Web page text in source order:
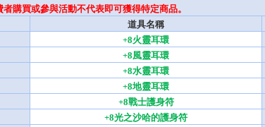
購買或參與活動不代表即可獲得特定商品。
道具名稱
+8火靈耳環
+8風靈耳環
+8水靈耳環
+8地靈耳環
+8戰士護身符
+8光之沙哈的護身符